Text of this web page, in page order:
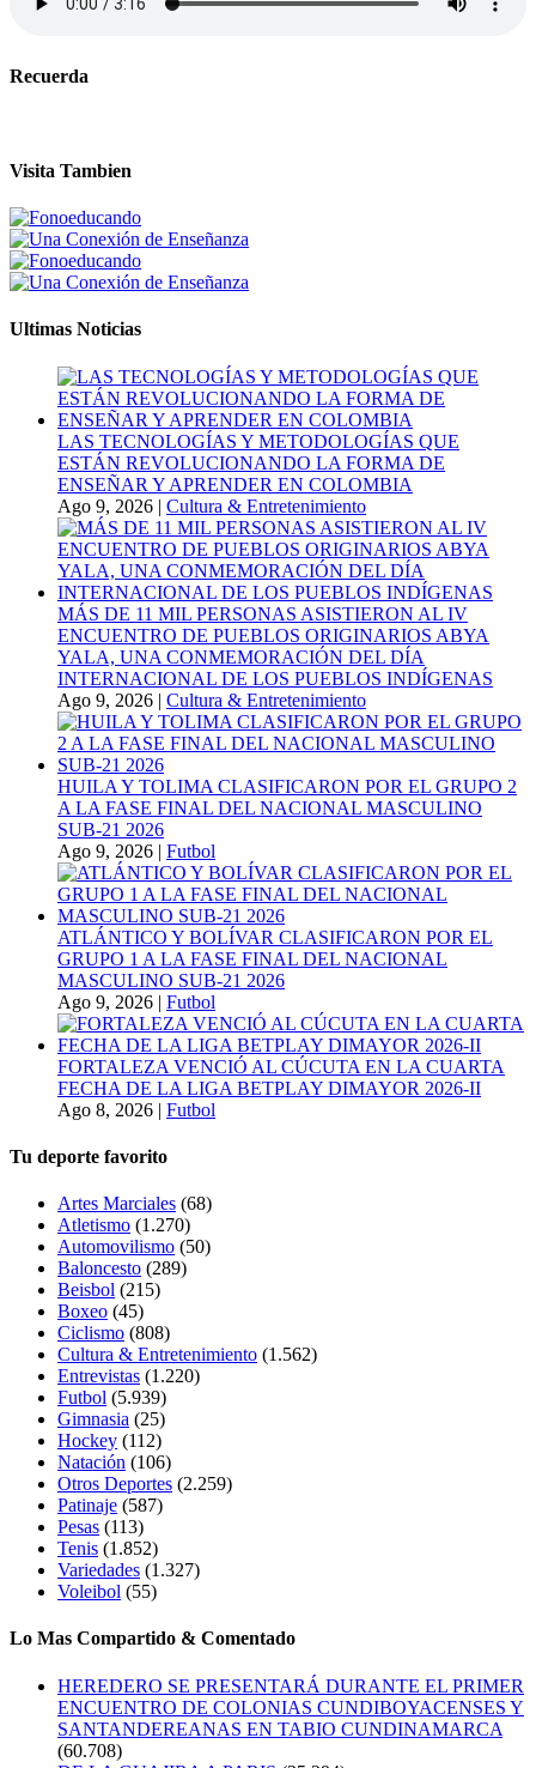
Recuerda
Visita Tambien
Ultimas Noticias
LAS TECNOLOGÍAS Y METODOLOGÍAS QUE
ESTÁN REVOLUCIONANDO LA FORMA DE
ENSEÑAR Y APRENDER EN COLOMBIA
Ago 9, 2026 | Cultura & Entretenimiento
MÁS DE 11 MIL PERSONAS ASISTIERON AL IV
ENCUENTRO DE PUEBLOS ORIGINARIOS ABYA
YALA, UNA CONMEMORACIÓN DEL DÍA
INTERNACIONAL DE LOS PUEBLOS INDÍGENAS
Ago 9, 2026 | Cultura & Entretenimiento
HUILA Y TOLIMA CLASIFICARON POR EL GRUPO 2
A LA FASE FINAL DEL NACIONAL MASCULINO
SUB-21 2026
Ago 9, 2026 | Futbol
ATLÁNTICO Y BOLÍVAR CLASIFICARON POR EL
GRUPO 1 A LA FASE FINAL DEL NACIONAL
MASCULINO SUB-21 2026
Ago 9, 2026 | Futbol
FORTALEZA VENCIÓ AL CÚCUTA EN LA CUARTA
FECHA DE LA LIGA BETPLAY DIMAYOR 2026-II
Ago 8, 2026 | Futbol
Tu deporte favorito
Artes Marciales (68)
Atletismo (1.270)
Automovilismo (50)
Baloncesto (289)
Beisbol (215)
Boxeo (45)
Ciclismo (808)
Cultura & Entretenimiento (1.562)
Entrevistas (1.220)
Futbol (5.939)
Gimnasia (25)
Hockey (112)
Natación (106)
Otros Deportes (2.259)
Patinaje (587)
Pesas (113)
Tenis (1.852)
Variedades (1.327)
Voleibol (55)
Lo Mas Compartido & Comentado
HEREDERO SE PRESENTARÁ DURANTE EL PRIMER
ENCUENTRO DE COLONIAS CUNDIBOYACENSES Y
SANTANDEREANAS EN TABIO CUNDINAMARCA
(60.708)